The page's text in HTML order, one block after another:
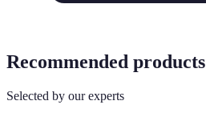
Recommended products
Selected by our experts